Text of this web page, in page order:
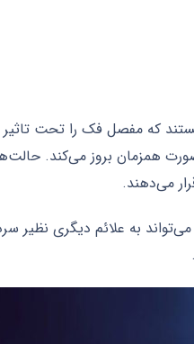
که مفصل فک را تحت
همزمان بروز می‌کند.
می‌دهند.
به علائم دیگری